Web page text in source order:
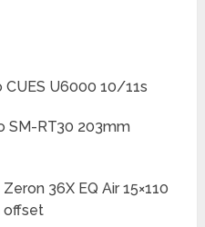
CUES U6000 10/11s
SM-RT30 203mm
36X EQ Air 15×110
offset